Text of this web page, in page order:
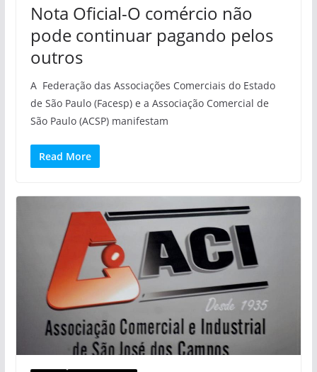
Nota Oficial-O comércio não
pode continuar pagando pelos
outros
A Federação das Associações Comerciais do Estado
de São Paulo (Facesp) e a Associação Comercial de
São Paulo (ACSP) manifestam
Read More